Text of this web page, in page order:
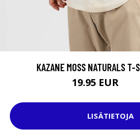
KAZANE MOSS NATURALS T-
19.95 EUR
LISÄTIETOJA